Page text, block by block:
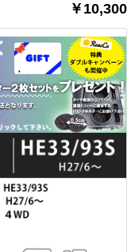
￥10,300